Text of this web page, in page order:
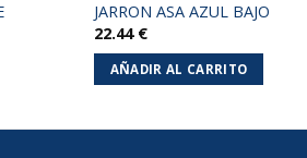
JARRON ASA AZUL BAJO
22.44 €
AÑADIR AL CARRITO